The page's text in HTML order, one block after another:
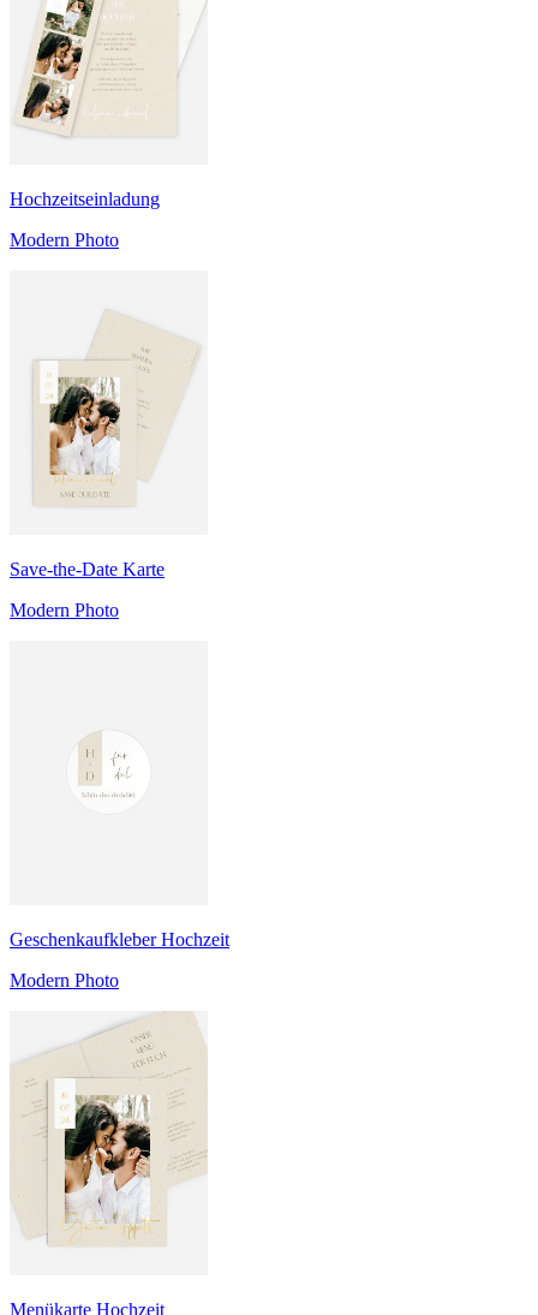
Hochzeitseinladung
Modern Photo
Save-the-Date Karte
Modern Photo
Geschenkaufkleber Hochzeit
Modern Photo
Menükarte Hochzeit